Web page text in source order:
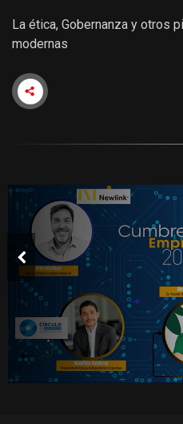
La ética, Gobernanza y otros
modernas